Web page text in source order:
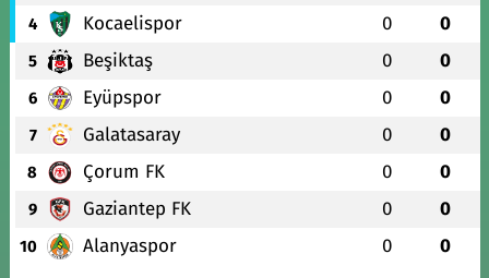
4 Kocaelispor 0 0
5 Beşiktaş 0 0
6 Eyüpspor 0 0
7 Galatasaray 0 0
8 Çorum FK 0 0
9 Gaziantep FK 0 0
10 Alanyaspor 0 0